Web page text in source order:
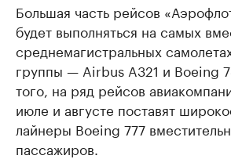
Большая часть рейсов
будет выполняться на самых
среднемагистральных
группы — Airbus A321 и Boeing
того, на ряд рейсов
июле и августе поставят
лайнеры Boeing 777
пассажиров.